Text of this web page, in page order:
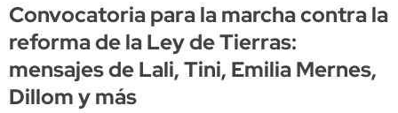
Convocatoria para la marcha contra la
reforma de la Ley de Tierras:
mensajes de Lali, Tini, Emilia Mernes,
Dillom y más